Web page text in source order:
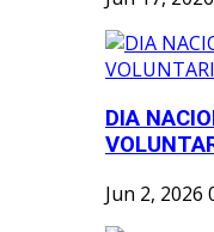
DIA
Jun 2, 2026